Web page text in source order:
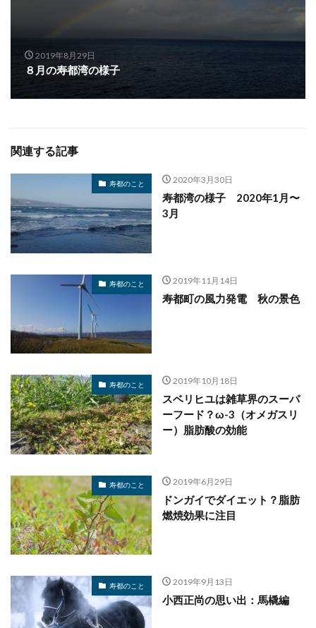
2019年8月29日
８月の寿都湾の様子
関連する記事
寿都のこと 2020年3月30日
寿都湾の様子 2020年1月〜
3月
寿都のこと 2019年11月14日
寿都町の風力発電 秋の景色
寿都のこと 2019年10月18日
スベリヒユは雑草界のスーパ
ーフード？ω-3（オメガスリ
ー）脂肪酸の効能
寿都のこと 2019年6月29日
ドンガイでダイエット？脂肪
燃焼効果に注目
寿都のこと 2019年9月13日
小西正尚の思い出：馬橇編